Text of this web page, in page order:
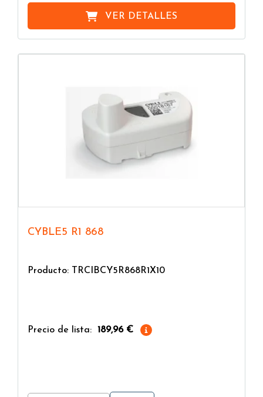
VER DETALLES
CYBLE5 R1 868
Producto: TRCIBCY5R868R1X10
Precio de lista: 189,96 €